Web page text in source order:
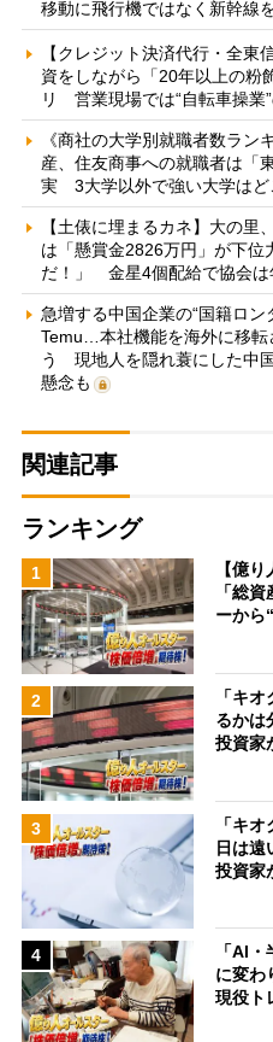
移動に飛行機ではなく新幹線
【クレジット決済代行・全東
資をしながら「20年以上の粉
リ 営業現場では“自転車操業
《商社の大学別就職者数ラン
産、住友商事への就職者は「
実 3大学以外で強い大学はど
【土俵に埋まるカネ】大の里
は「懸賞金2826万円」が下位
だ！」 金星4個配給で協会は
急増する中国企業の“国籍ロ
Temu…本社機能を海外に移転
う 現地人を隠れ蓑にした中
懸念も
関連記事
ランキング
1
【億
「総
ーか
2
「キ
るかは
投資
3
「キ
日は遠
投資
4
「AI
に変わ
現役